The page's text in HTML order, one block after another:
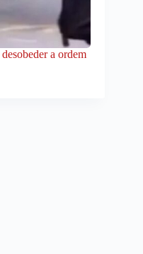
a ordem